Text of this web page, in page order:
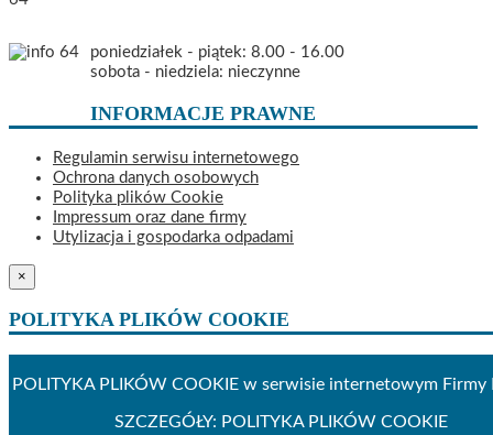
poniedziałek - piątek: 8.00 - 16.00
sobota - niedziela: nieczynne
INFORMACJE PRAWNE
Regulamin serwisu internetowego
Ochrona danych osobowych
Polityka plików Cookie
Impressum oraz dane firmy
Utylizacja i gospodarka odpadami
×
POLITYKA PLIKÓW COOKIE
POLITYKA PLIKÓW COOKIE w serwisie internetowym Firmy
SZCZEGÓŁY: POLITYKA PLIKÓW COOKIE